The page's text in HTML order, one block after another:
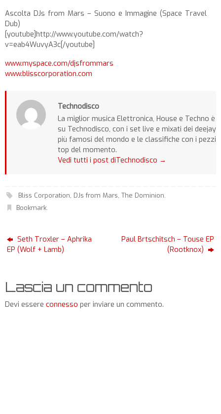
Ascolta DJs from Mars – Suono e Immagine (Space Travel
Dub)
[youtube]http://www.youtube.com/watch?
v=eab4WuvyA3c[/youtube]
www.myspace.com/djsfrommars
www.blisscorporation.com
Technodisco
La miglior musica Elettronica, House e Techno è
su Technodisco, con i set live e mixati dei deejay
più famosi del mondo e le classifiche con i pezzi
top del momento.
Vedi tutti i post diTechnodisco →
Bliss Corporation, DJs from Mars, The Dominion.
Bookmark.
Seth Troxler – Aphrika
EP (Wolf + Lamb)
Paul Brtschitsch – Touse EP
(Rootknox)
Lascia un commento
Devi essere connesso per inviare un commento.